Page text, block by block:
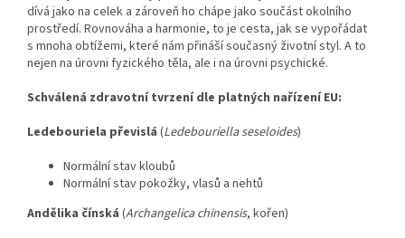
dívá jako na celek a zároveň ho chápe jako součást okolního
prostředí. Rovnováha a harmonie, to je cesta, jak se vypořádat
s mnoha obtížemi, které nám přináší současný životní styl. A to
nejen na úrovni fyzického těla, ale i na úrovni psychické.
Schválená zdravotní tvrzení dle platných nařízení EU:
Ledebouriela převislá (Ledebouriella seseloides)
Normální stav kloubů
Normální stav pokožky, vlasů a nehtů
Andělika čínská (Archangelica chinensis, kořen)